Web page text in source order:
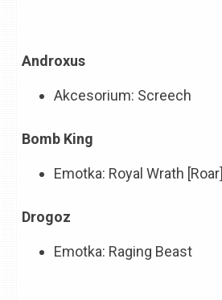
Androxus
Akcesorium: Screech
Bomb King
Emotka: Royal Wrath [Roar]
Drogoz
Emotka: Raging Beast